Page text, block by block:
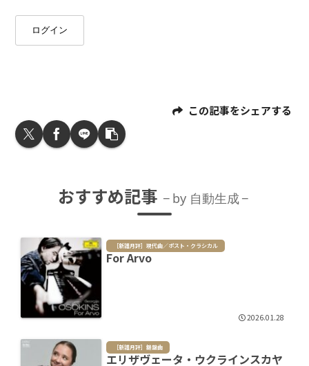
ログイン
この記事をシェアする
おすすめ記事 by 自動生成
［新譜月評］現代曲／ポスト・クラシカル
For Arvo
2026.01.28
［新譜月評］鍵盤曲
エリザヴェータ・ウクラインスカヤ